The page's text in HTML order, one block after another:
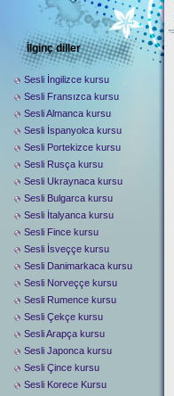
İlginç diller
Sesli İngilizce kursu
Sesli Fransızca kursu
Sesli Almanca kursu
Sesli İspanyolca kursu
Sesli Portekizce kursu
Sesli Rusça kursu
Sesli Ukraynaca kursu
Sesli Bulgarca kursu
Sesli İtalyanca kursu
Sesli Fince kursu
Sesli İsveççe kursu
Sesli Danimarkaca kursu
Sesli Norveççe kursu
Sesli Rumence kursu
Sesli Çekçe kursu
Sesli Arapça kursu
Sesli Japonca kursu
Sesli Çince kursu
Sesli Korece Kursu